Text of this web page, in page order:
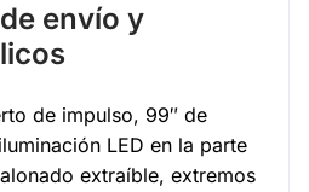
envío y
de impulso, 99″ de
LED en la parte
extraíble, extremos